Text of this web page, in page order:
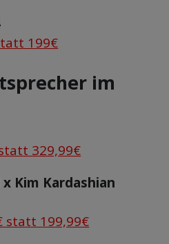
199€
im
329,99€
x Kim Kardashian
statt 199,99€